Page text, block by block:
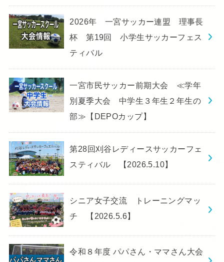
2026年 一宮サッカー連盟 理事長
杯 第19回 小学生サッカーフェス
ティバル
一宮市民サッカー前期大会 ≪学年
別夏季大会 中学生３年生２年生の
部≫【DEPOカップ】
第28回刈谷レディースサッカーフェ
スティバル 【2026.5.10】
シニア女子交流 トレーニングマッ
チ 【2026.5.6】
令和８年度 パパさん・ママさん大会